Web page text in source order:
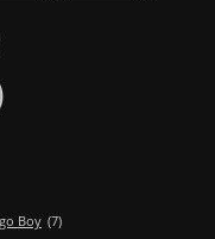
Boy (7)